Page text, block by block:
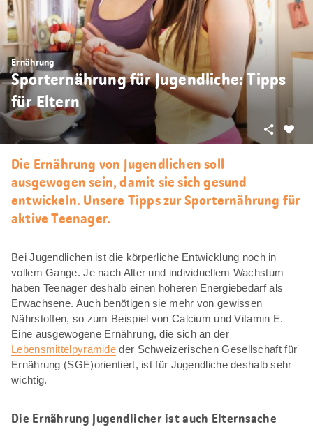
Ernährung
Sporternährung für Jugendliche: Tipps
für Eltern
Als
Teilen
Die Ernährung von Jugendlichen soll
ausgewogen sein, damit sie sich gesund
entwickeln. Unsere Tipps zur Sporternährung für
aktive Teenager.
Bei Jugendlichen ist die körperliche Entwicklung noch in
vollem Gange. Je nach Alter und individuellem Wachstum
haben Teenager deshalb einen höheren Energiebedarf als
Erwachsene. Auch benötigen sie mehr von gewissen
Nährstoffen, so zum Beispiel von Calcium und Vitamin E.
Eine ausgewogene Ernährung, die sich an der
Lebensmittelpyramide der Schweizerischen Gesellschaft für
Ernährung (SGE)orientiert, ist für Jugendliche deshalb sehr
wichtig.
Die Ernährung Jugendlicher ist auch Elternsache